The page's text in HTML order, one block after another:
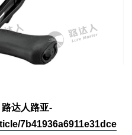
达人路亚-
7b41936a6911e31dce